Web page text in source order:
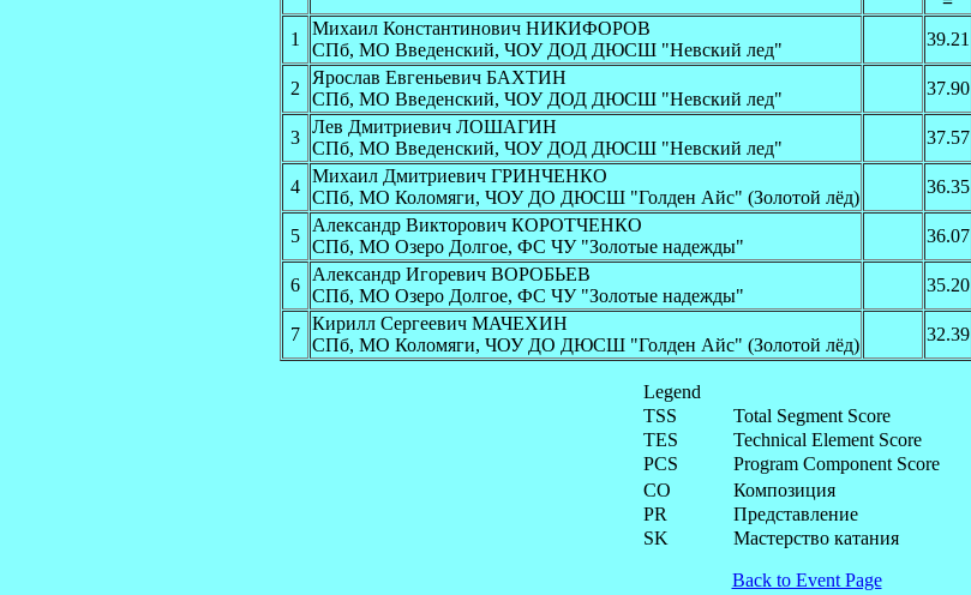
1
Михаил Константинович НИКИФОРОВ
СПб, МО Введенский, ЧОУ ДОД ДЮСШ "Невский лед"
39.21
2
Ярослав Евгеньевич БАХТИН
СПб, МО Введенский, ЧОУ ДОД ДЮСШ "Невский лед"
37.90
3
Лев Дмитриевич ЛОШАГИН
СПб, МО Введенский, ЧОУ ДОД ДЮСШ "Невский лед"
37.57
4
Михаил Дмитриевич ГРИНЧЕНКО
СПб, МО Коломяги, ЧОУ ДО ДЮСШ "Голден Айс" (Золотой лёд)
36.35
5
Александр Викторович КОРОТЧЕНКО
СПб, МО Озеро Долгое, ФС ЧУ "Золотые надежды"
36.07
6
Александр Игоревич ВОРОБЬЕВ
СПб, МО Озеро Долгое, ФС ЧУ "Золотые надежды"
35.20
7
Кирилл Сергеевич МАЧЕХИН
СПб, МО Коломяги, ЧОУ ДО ДЮСШ "Голден Айс" (Золотой лёд)
32.39
Legend
TSS
Total Segment Score
TES
Technical Element Score
PCS
Program Component Score
CO
Композиция
PR
Представление
SK
Мастерство катания
Back to Event Page